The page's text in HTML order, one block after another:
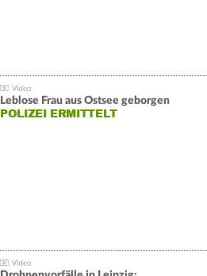
Leblose Frau aus Ostsee geborgen
POLIZEI ERMITTELT